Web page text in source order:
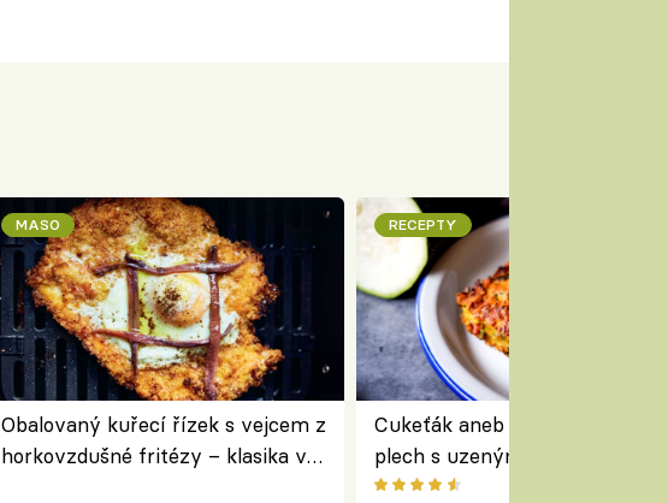
MASO
Obalovaný kuřecí řízek s vejcem z
horkovzdušné fritézy – klasika v
RECEPTY
Cukeťák aneb cuketový nákyp
plech s uzeným masem –
způsob, jak zpracovat